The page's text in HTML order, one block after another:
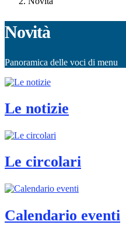
Novità
Panoramica delle voci di menu
Le notizie
Le circolari
Calendario eventi